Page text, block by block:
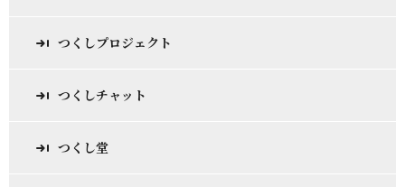
つくしプロジェクト
つくしチャット
つくし堂